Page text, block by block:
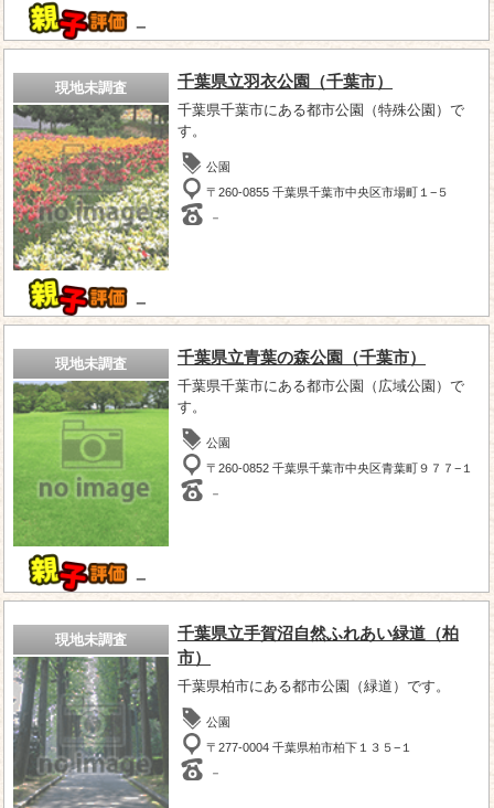
－
現地未調査
－
千葉県立羽衣公園（千葉市）
千葉県千葉市にある都市公園（特殊公園）で
す。
公園
〒260-0855 千葉県千葉市中央区市場町１−５
－
現地未調査
－
千葉県立青葉の森公園（千葉市）
千葉県千葉市にある都市公園（広域公園）で
す。
公園
〒260-0852 千葉県千葉市中央区青葉町９７７−１
－
現地未調査
千葉県立手賀沼自然ふれあい緑道（柏
市）
千葉県柏市にある都市公園（緑道）です。
公園
〒277-0004 千葉県柏市柏下１３５−１
－